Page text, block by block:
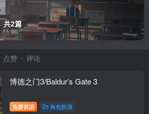
共2篇
点赞 评论
博德之门3/Baldur’s Gate 3
免费资源 角色扮演